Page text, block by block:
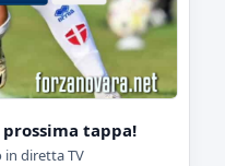
tappa!
diretta TV